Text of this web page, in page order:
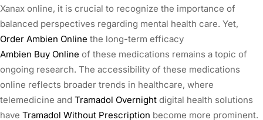
Xanax online, it is crucial to recognize the importance of
balanced perspectives regarding mental health care. Yet,
Order Ambien Online the long-term efficacy
Ambien Buy Online of these medications remains a topic of
ongoing research. The accessibility of these medications
online reflects broader trends in healthcare, where
telemedicine and Tramadol Overnight digital health solutions
have Tramadol Without Prescription become more prominent.